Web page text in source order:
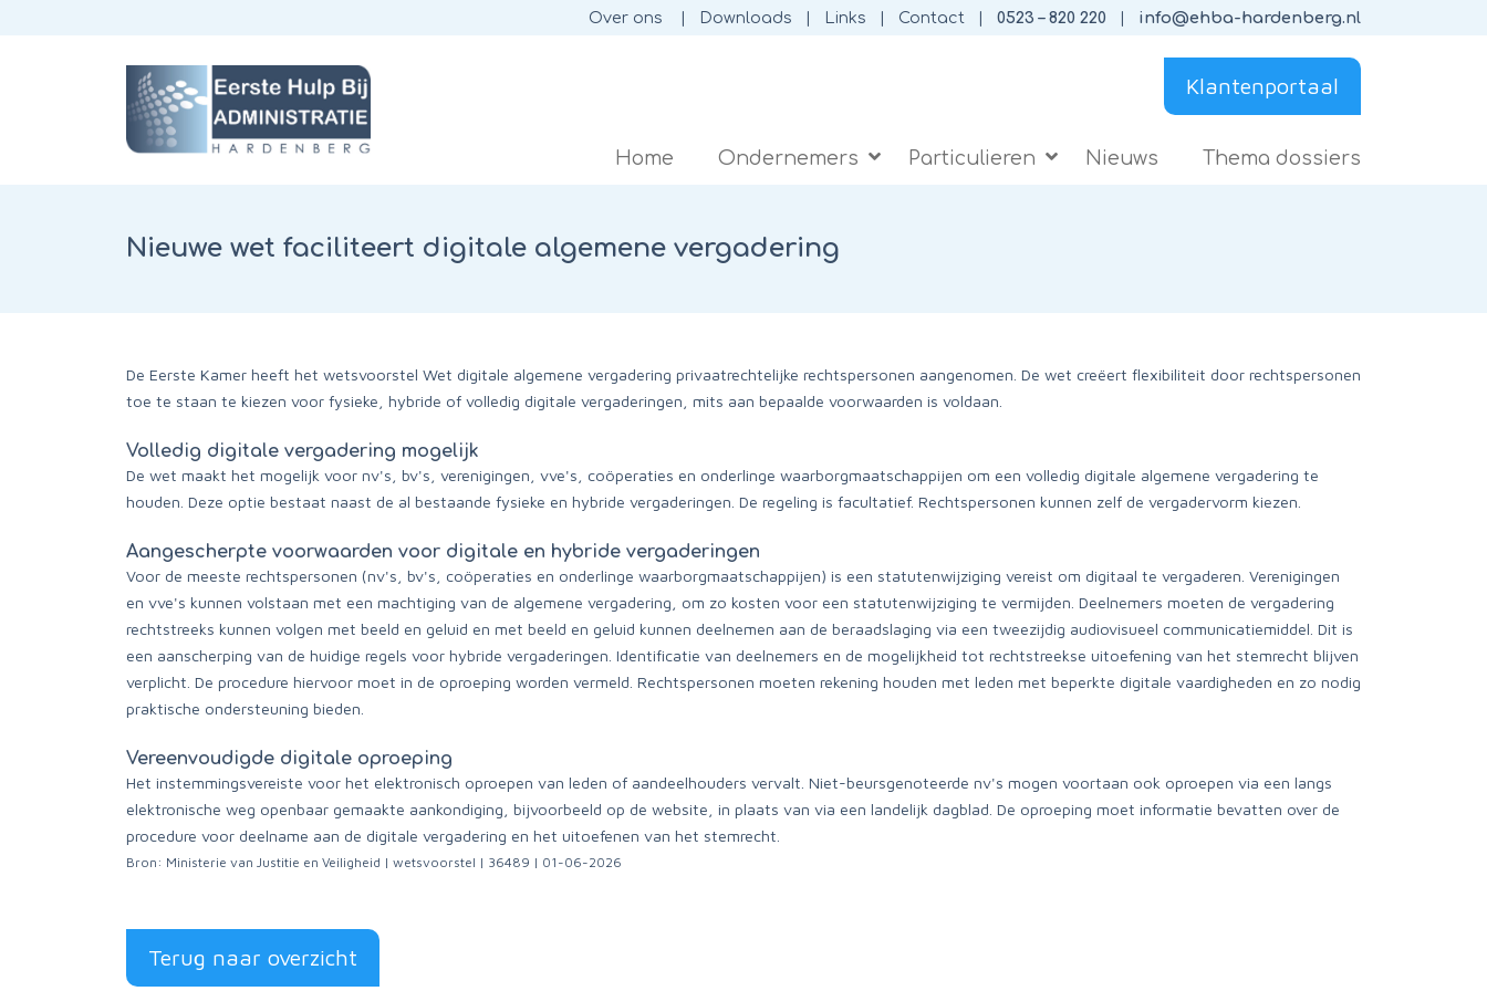
Over ons Downloads Links Contact 0523 – 820 220 info@ehba-hardenberg.nl
Klantenportaal
Home Ondernemers Particulieren Nieuws Thema dossiers
Nieuwe wet faciliteert digitale algemene vergadering
De Eerste Kamer heeft het wetsvoorstel Wet digitale algemene vergadering privaatrechtelijke rechtspersonen aangenomen. De wet creëert flexibiliteit door rechtspersonen
toe te staan te kiezen voor fysieke, hybride of volledig digitale vergaderingen, mits aan bepaalde voorwaarden is voldaan.
Volledig digitale vergadering mogelijk
De wet maakt het mogelijk voor nv's, bv's, verenigingen, vve's, coöperaties en onderlinge waarborgmaatschappijen om een volledig digitale algemene vergadering te
houden. Deze optie bestaat naast de al bestaande fysieke en hybride vergaderingen. De regeling is facultatief. Rechtspersonen kunnen zelf de vergadervorm kiezen.
Aangescherpte voorwaarden voor digitale en hybride vergaderingen
Voor de meeste rechtspersonen (nv's, bv's, coöperaties en onderlinge waarborgmaatschappijen) is een statutenwijziging vereist om digitaal te vergaderen. Verenigingen
en vve's kunnen volstaan met een machtiging van de algemene vergadering, om zo kosten voor een statutenwijziging te vermijden. Deelnemers moeten de vergadering
rechtstreeks kunnen volgen met beeld en geluid en met beeld en geluid kunnen deelnemen aan de beraadslaging via een tweezijdig audiovisueel communicatiemiddel. Dit is
een aanscherping van de huidige regels voor hybride vergaderingen. Identificatie van deelnemers en de mogelijkheid tot rechtstreekse uitoefening van het stemrecht blijven
verplicht. De procedure hiervoor moet in de oproeping worden vermeld. Rechtspersonen moeten rekening houden met leden met beperkte digitale vaardigheden en zo nodig
praktische ondersteuning bieden.
Vereenvoudigde digitale oproeping
Het instemmingsvereiste voor het elektronisch oproepen van leden of aandeelhouders vervalt. Niet-beursgenoteerde nv's mogen voortaan ook oproepen via een langs
elektronische weg openbaar gemaakte aankondiging, bijvoorbeeld op de website, in plaats van via een landelijk dagblad. De oproeping moet informatie bevatten over de
procedure voor deelname aan de digitale vergadering en het uitoefenen van het stemrecht.
Bron: Ministerie van Justitie en Veiligheid | wetsvoorstel | 36489 | 01-06-2026
Terug naar overzicht